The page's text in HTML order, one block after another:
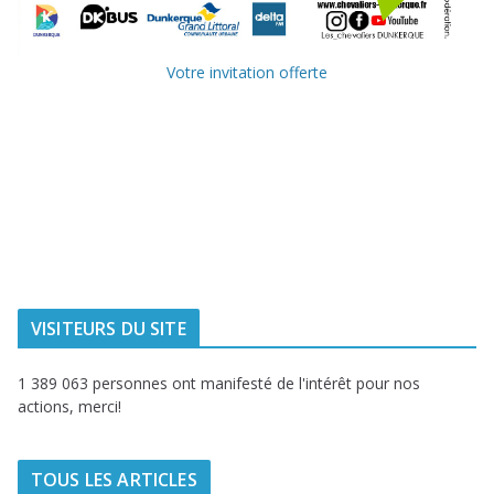
Votre invitation offerte
VISITEURS DU SITE
1 389 063 personnes ont manifesté de l'intérêt pour nos
actions, merci!
TOUS LES ARTICLES